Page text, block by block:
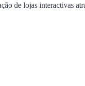
de lojas interactivas